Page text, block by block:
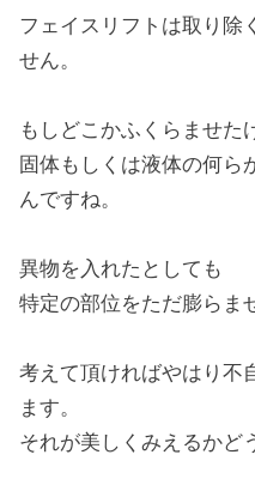
フェイスリフトは取り除
せん。
もしどこかふくらませた
固体もしくは液体の何ら
んですね。
異物を入れたとしても
特定の部位をただ膨らま
考えて頂ければやはり不
ます。
それが美しくみえるかど